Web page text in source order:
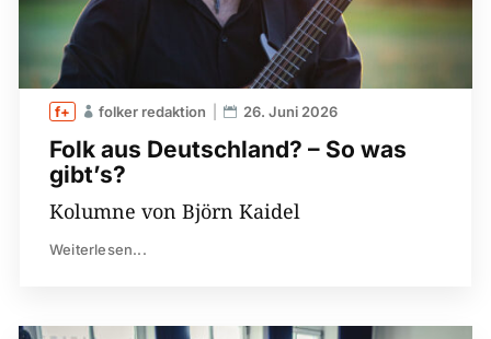
Folk aus Deutschland? – So was
gibt’s?
folker redaktion 26. Juni 2026
Kolumne von Björn Kaidel
Weiterlesen...